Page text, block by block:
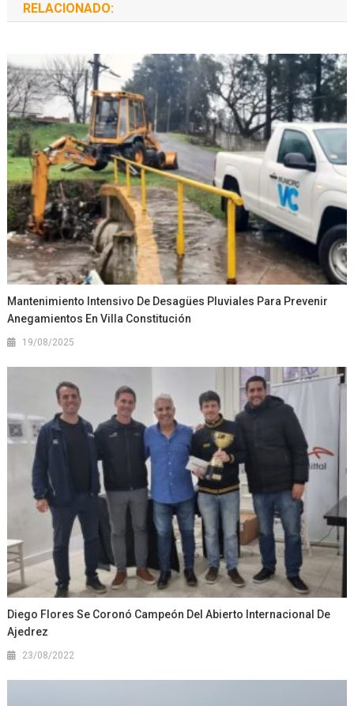
RELACIONADO:
Mantenimiento Intensivo De Desagües Pluviales Para Prevenir
Anegamientos En Villa Constitución
19/08/2025
Diego Flores Se Coronó Campeón Del Abierto Internacional De
Ajedrez
23/08/2022